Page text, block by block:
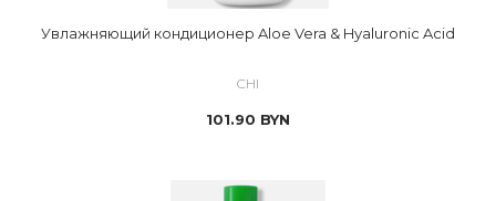
Увлажняющий кондиционер Aloe Vera & Hyaluronic Acid
CHI
101.90 BYN